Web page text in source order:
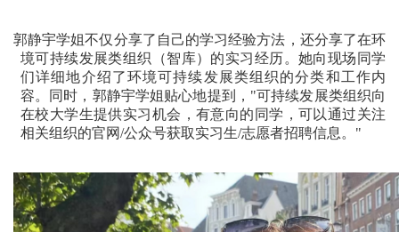
郭静宇学姐不仅分享了自己的学习经验方法，还分享了在环
境可持续发展类组织（智库）的实习经历。她向现场同学
们详细地介绍了环境可持续发展类组织的分类和工作内
容。同时，郭静宇学姐贴心地提到，"可持续发展类组织向
在校大学生提供实习机会，有意向的同学，可以通过关注
相关组织的官网/公众号获取实习生/志愿者招聘信息。"